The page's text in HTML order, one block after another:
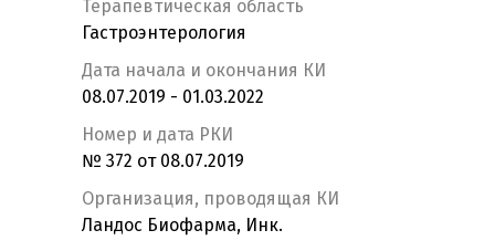
Терапевтическая область
Гастроэнтерология
Дата начала и окончания КИ
08.07.2019 - 01.03.2022
Номер и дата РКИ
№ 372 от 08.07.2019
Организация, проводящая КИ
Ландос Биофарма, Инк.